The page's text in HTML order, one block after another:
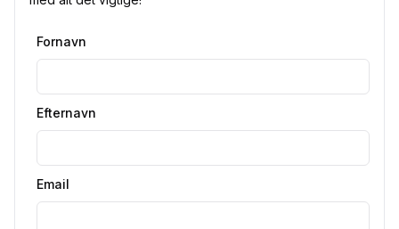
Fornavn
Efternavn
Email